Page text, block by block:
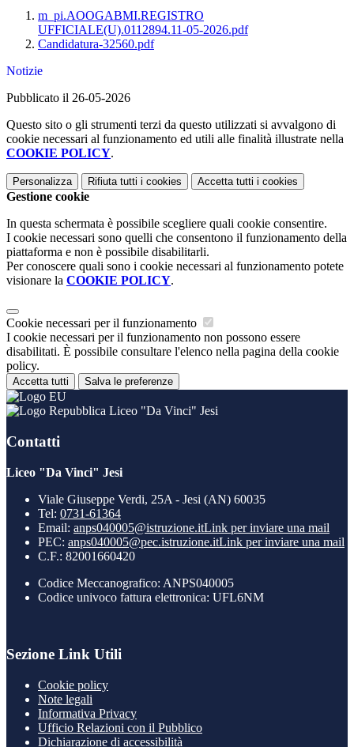
m_pi.AOOGABMI.REGISTRO
UFFICIALE(U).0112894.11-05-2026.pdf
Candidatura-32560.pdf
Notizie
Pubblicato il 26-05-2026
Questo sito o gli strumenti terzi da questo utilizzati si avvalgono di
cookie necessari al funzionamento ed utili alle finalità illustrate nella
COOKIE POLICY.
Personalizza Rifiuta tutti i cookies Accetta tutti i cookies
Gestione cookie
In questa schermata è possibile scegliere quali cookie consentire.
I cookie necessari sono quelli che consentono il funzionamento della
piattaforma e non è possibile disabilitarli.
Per conoscere quali sono i cookie necessari al funzionamento potete
visionare la COOKIE POLICY.
Cookie necessari per il funzionamento
I cookie necessari per il funzionamento non possono essere
disabilitati. È possibile consultare l'elenco nella pagina della cookie
policy.
Accetta tutti Salva le preferenze
Liceo "Da Vinci" Jesi
Contatti
Liceo "Da Vinci" Jesi
Viale Giuseppe Verdi, 25A - Jesi (AN) 60035
Tel: 0731-61364
Email: anps040005@istruzione.itLink per inviare una mail
PEC: anps040005@pec.istruzione.itLink per inviare una mail
C.F.: 82001660420
Codice Meccanografico: ANPS040005
Codice univoco fattura elettronica: UFL6NM
Sezione Link Utili
Cookie policy
Note legali
Informativa Privacy
Ufficio Relazioni con il Pubblico
Dichiarazione di accessibilità